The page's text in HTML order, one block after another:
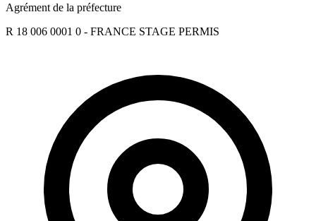
Agrément de la préfecture
R 18 006 0001 0 - FRANCE STAGE PERMIS